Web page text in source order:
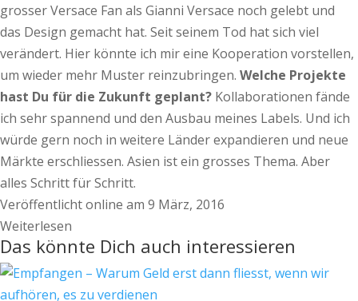
grosser Versace Fan als Gianni Versace noch gelebt und
das Design gemacht hat. Seit seinem Tod hat sich viel
verändert. Hier könnte ich mir eine Kooperation vorstellen,
um wieder mehr Muster reinzubringen. Welche Projekte
hast Du für die Zukunft geplant? Kollaborationen fände
ich sehr spannend und den Ausbau meines Labels. Und ich
würde gern noch in weitere Länder expandieren und neue
Märkte erschliessen. Asien ist ein grosses Thema. Aber
alles Schritt für Schritt.
Veröffentlicht online am 9 März, 2016
Weiterlesen
Das könnte Dich auch interessieren